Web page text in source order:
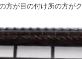
方が目の付け所の方がク